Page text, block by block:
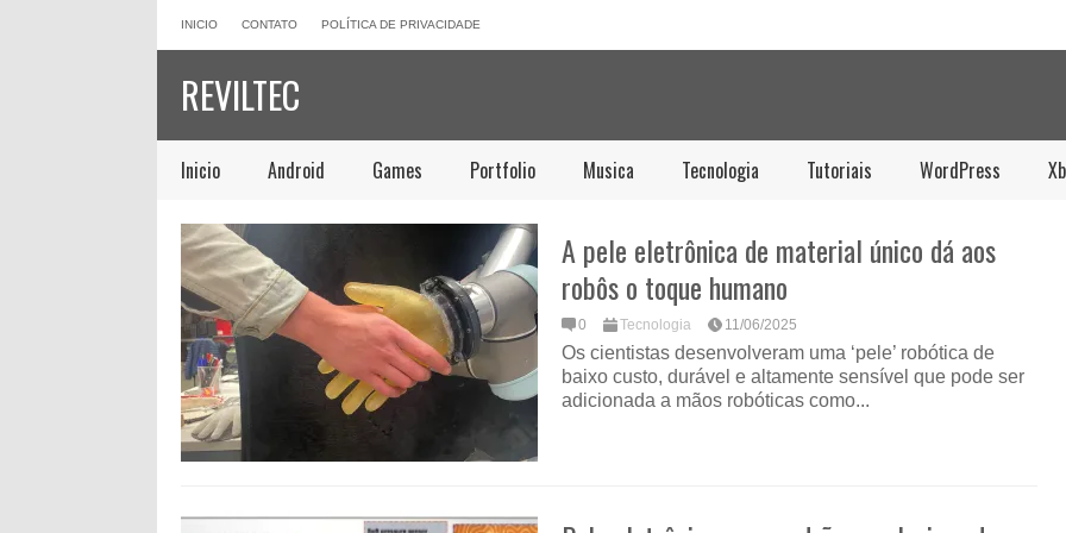
INICIO CONTATO POLÍTICA DE PRIVACIDADE
REVILTEC
Inicio Android Games Portfolio Musica Tecnologia Tutoriais WordPress
A pele eletrônica de material único dá aos
robôs o toque humano
0 Tecnologia 11/06/2025
Os cientistas desenvolveram uma ‘pele’ robótica de
baixo custo, durável e altamente sensível que pode ser
adicionada a mãos robóticas como...